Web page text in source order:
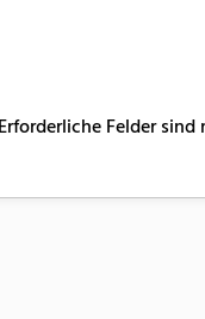
Erforderliche Felder sind